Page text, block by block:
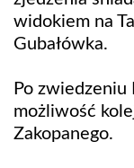
widokiem na
Gubałówka.
Po zwiedzeniu
możliwość
Zakopanego.